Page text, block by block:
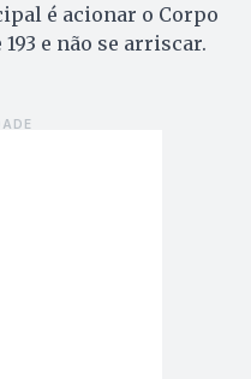
é acionar o Corpo
e não se arriscar.